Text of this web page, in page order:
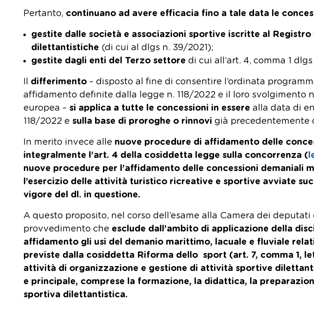
Pertanto, continuano ad avere efficacia fino a tale data le
gestite dalle società e associazioni sportive iscritte al
dilettantistiche (di cui al dlgs n. 39/2021);
gestite dagli enti del Terzo settore di cui all’art. 4, comma 1 dlgs
Il differimento – disposto al fine di consentire l’ordinata
affidamento definite dalla legge n. 118/2022 e il loro svolgimento
europea – si applica a tutte le concessioni in essere alla data di
118/2022 e sulla base di proroghe o rinnovi già precedentemente
In merito invece alle nuove procedure di affidamento delle
integralmente l’art. 4 della cosiddetta legge sulla concorrenza (
nuove procedure per l’affidamento delle concessioni demaniali
l’esercizio delle attività turistico ricreative e sportive avviate
vigore del dl. in questione.
A questo proposito, nel corso dell’esame alla Camera dei
provvedimento che esclude dall’ambito di applicazione della
affidamento gli usi del demanio marittimo, lacuale e fluviale
previste dalla cosiddetta Riforma dello sport (art. 7, comma 1,
attività di organizzazione e gestione di attività sportive
e principale, comprese la formazione, la didattica, la
sportiva dilettantistica.